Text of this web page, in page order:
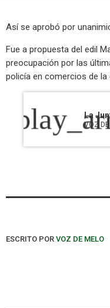
Así se aprobó por
Fue a propuesta del edil
preocupación por las
policía en comercios de la
VOZ
ESCRITO POR VOZ DE MELO